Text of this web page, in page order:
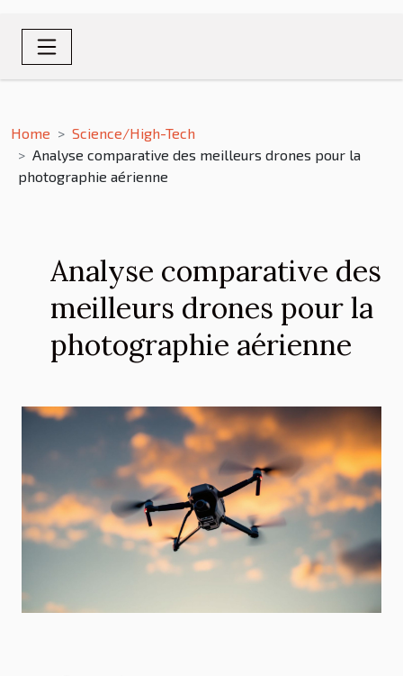
Home
Science/High-Tech
Analyse comparative des meilleurs drones pour la
photographie aérienne
Analyse comparative des
meilleurs drones pour la
photographie aérienne